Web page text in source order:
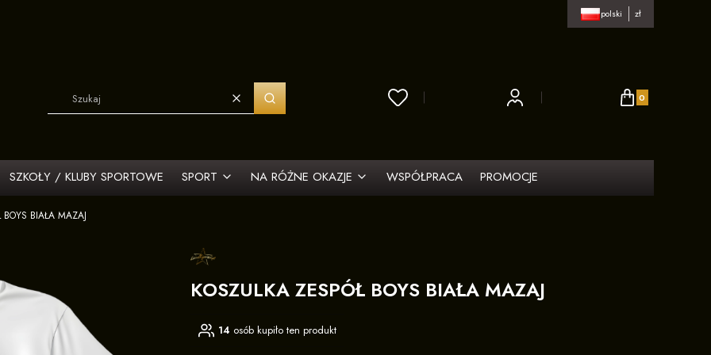
polski zł
WyczyśćSzukaj
Produkty w
SZKOŁY / KLUBY SPORTOWE SPORT NA RÓŻNE OKAZJE WSPÓŁPRACA PROMOCJE
BOYS BIAŁA MAZAJ
KOSZULKA ZESPÓŁ BOYS BIAŁA MAZAJ
14 osób kupiło ten produkt